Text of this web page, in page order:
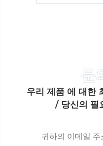
우리 제품 에 대한
/ 당신의 필